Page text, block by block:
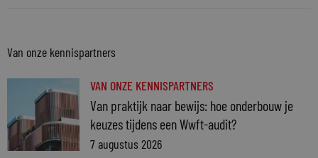
Van onze kennispartners
VAN ONZE KENNISPARTNERS
Van praktijk naar bewijs: hoe onderbouw je
keuzes tijdens een Wwft-audit?
7 augustus 2026